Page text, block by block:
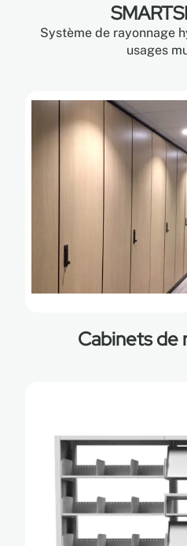
Système de rayonnage
usages
Cabinets de